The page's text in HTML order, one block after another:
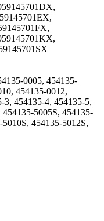
0005, 454135-
454135-0012,
3, 454135-4, 454135-5,
5005S, 454135-
454135-5012S,